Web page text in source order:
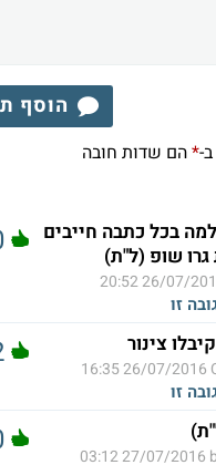
הוסף
*הם שדות חובה
בכל כתבה חייבים
גרו שופ (ל"ת)
26/07/2016
זו
צינור
26/07/2016 16:35
זו
27/07/2016 03:12